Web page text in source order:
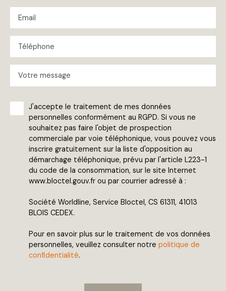
Email
Téléphone
Votre message
J'accepte le traitement de mes données
personnelles conformément au RGPD. Si vous ne
souhaitez pas faire l'objet de prospection
commerciale par voie téléphonique, vous pouvez vous
inscrire gratuitement sur la liste d'opposition au
démarchage téléphonique, prévu par l'article L223-1
du code de la consommation, sur le site Internet
www.bloctel.gouv.fr ou par courrier adressé à :
Société Worldline, Service Bloctel, CS 61311, 41013
BLOIS CEDEX.
Pour en savoir plus sur le traitement de vos données
personnelles, veuillez consulter notre politique de
confidentialité.